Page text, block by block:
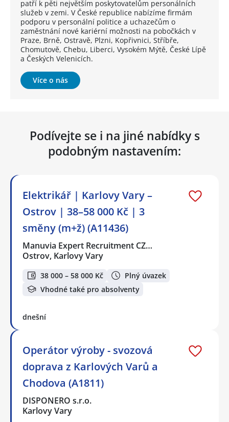
patří k pěti největším poskytovatelům personálních
služeb v zemi. V České republice nabízíme firmám
podporu v personální politice a uchazečům o
zaměstnání nové kariérní možnosti na pobočkách v
Praze, Brně, Ostravě, Plzni, Kopřivnici, Stříbře,
Chomutově, Chebu, Liberci, Vysokém Mýtě, České Lípě
a Českých Velenicích.
Více o nás
Podívejte se i na jiné nabídky s
podobným nastavením:
Elektrikář | Karlovy Vary –
Ostrov | 38–58 000 Kč | 3
směny (m+ž) (A11436)
Manuvia Expert Recruitment CZ…
Ostrov, Karlovy Vary
38 000 – 58 000 Kč
Plný úvazek
Vhodné také pro absolventy
dnešní
Operátor výroby - svozová
doprava z Karlových Varů a
Chodova (A1811)
DISPONERO s.r.o.
Karlovy Vary